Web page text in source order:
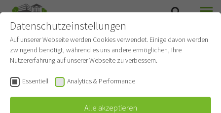
OHNEKIPPE
Datenschutzeinstellungen
Auf unserer Webseite werden Cookies verwendet. Einige davon werden
zwingend benötigt, während es uns andere ermöglichen, Ihre
Nutzererfahrung auf unserer Webseite zu verbessern.
Essentiell Analytics & Performance
Alle akzeptieren